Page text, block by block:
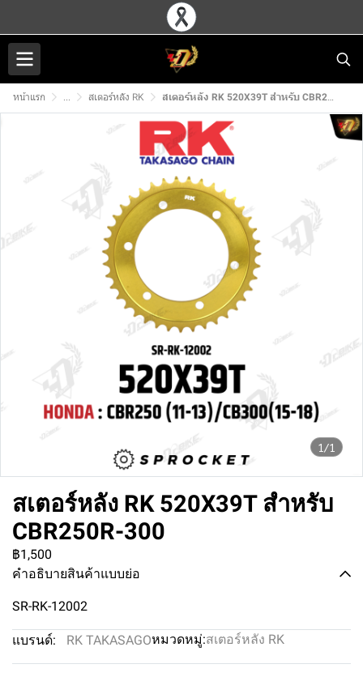
หน้าแรก ... สเตอร์หลัง RK สเตอร์หลัง RK 520X39T สำหรับ CBR250R-300
1/1
สเตอร์หลัง RK 520X39T สำหรับ
CBR250R-300
฿1,500
คำอธิบายสินค้าแบบย่อ
SR-RK-12002
แบรนด์: RK TAKASAGOหมวดหมู่:สเตอร์หลัง RK